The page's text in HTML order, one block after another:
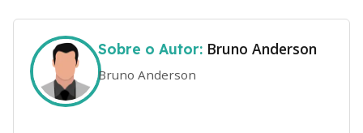
Sobre o Autor: Bruno Anderson
Bruno Anderson